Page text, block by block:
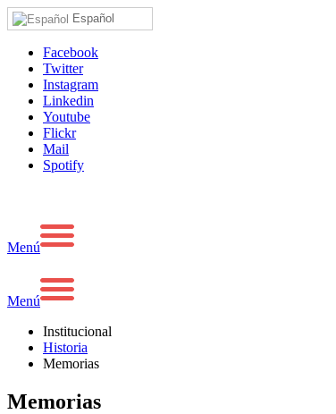
Español
Facebook
Twitter
Instagram
Linkedin
Youtube
Flickr
Mail
Spotify
Menú
Menú
Institucional
Historia
Memorias
Memorias